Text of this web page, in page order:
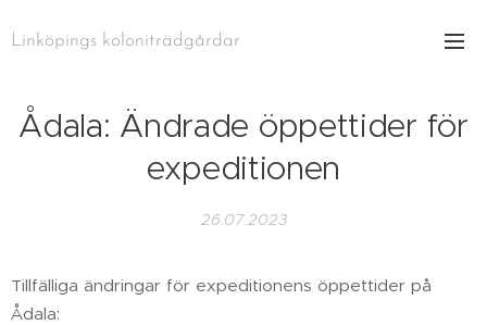
Linköpings koloniträdgårdar
Ådala: Ändrade öppettider för
expeditionen
26.07.2023
Tillfälliga ändringar för expeditionens öppettider på
Ådala: